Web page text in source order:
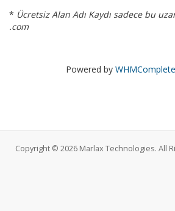
* Ücretsiz Alan Adı Kaydı sadece bu
.com
Powered by
Copyright © 2026 Marlax Technologies. All